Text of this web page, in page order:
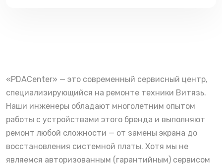
«PDACenter» — это современный сервисный центр,
специализирующийся на ремонте техники Витязь.
Наши инженеры обладают многолетним опытом
работы с устройствами этого бренда и выполняют
ремонт любой сложности — от замены экрана до
восстановления системной платы. Хотя мы не
являемся авторизованным (гарантийным) сервисом